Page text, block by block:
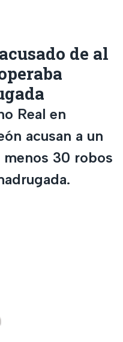
de al
Real en
acusan a un
30 robos